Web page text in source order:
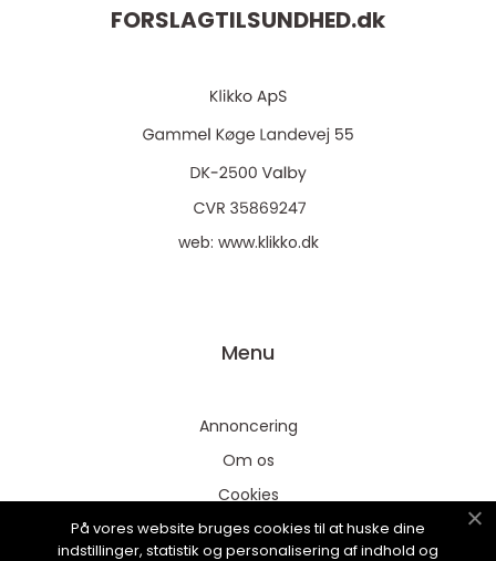
FORSLAGTILSUNDHED.dk
web: www.klikko.dk
Menu
Annoncering
Om os
Cookies
Kontakt os
På vores website bruges cookies til at huske dine
indstillinger, statistik og personalisering af indhold og